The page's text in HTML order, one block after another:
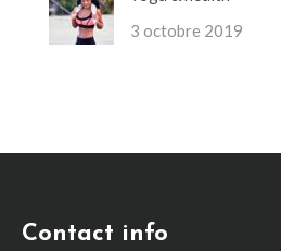
3 octobre 2019
Contact info